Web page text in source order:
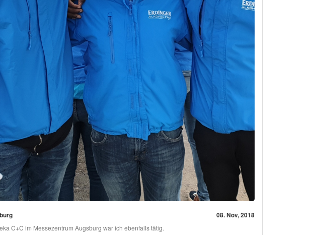
08. Nov, 2018
C+C im Messezentrum Augsburg war ich ebenfalls tätig.